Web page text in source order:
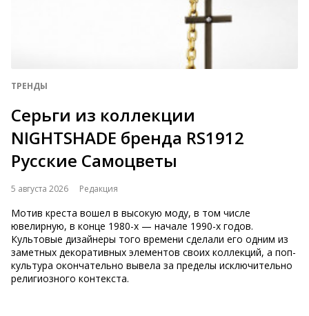
ТРЕНДЫ
Серьги из коллекции
NIGHTSHADE бренда RS1912
Русские Самоцветы
5 августа 2026 Редакция
Мотив креста вошел в высокую моду, в том числе
ювелирную, в конце 1980-х — начале 1990-х годов.
Культовые дизайнеры того времени сделали его одним из
заметных декоративных элементов своих коллекций, а поп-
культура окончательно вывела за пределы исключительно
религиозного контекста.